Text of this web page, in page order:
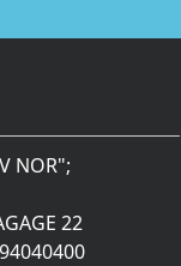
NOR";
22